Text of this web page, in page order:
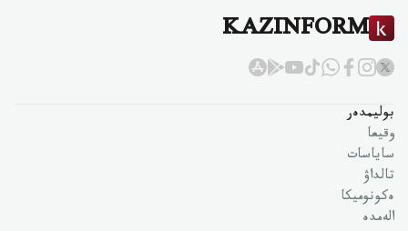
KAZINFORM
بوليمدەر
وقيعا
ساياسات
تالداۋ
ەكونوميكا
الەمدە